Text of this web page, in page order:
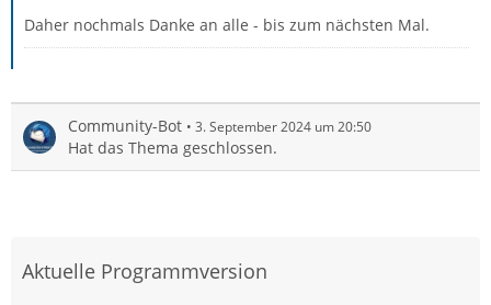
Daher nochmals Danke an alle - bis zum nächsten Mal.
Community-Bot 3. September 2024 um 20:50
Hat das Thema geschlossen.
Aktuelle Programmversion